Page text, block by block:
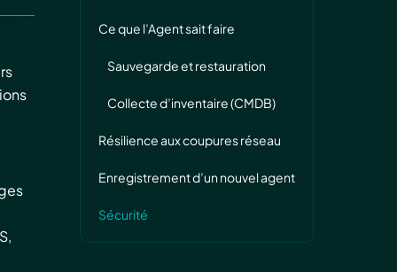
Ce que l’Agent sait faire
Sauvegarde et restauration
Collecte d’inventaire (CMDB)
Résilience aux coupures réseau
Enregistrement d’un nouvel agent
Sécurité